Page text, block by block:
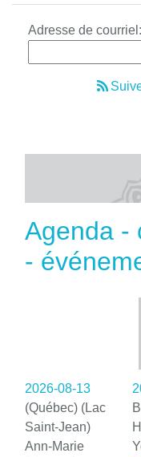
Adresse de courriel:
Agenda -
-
2026-08-13
(Québec) (Lac
Saint-Jean)
Ann-Marie